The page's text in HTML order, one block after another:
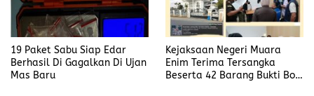
19 Paket Sabu Siap Edar
Berhasil Di Gagalkan Di Ujan
Mas Baru
Kejaksaan Negeri Muara
Enim Terima Tersangka
Beserta 42 Barang Bukti Bobi